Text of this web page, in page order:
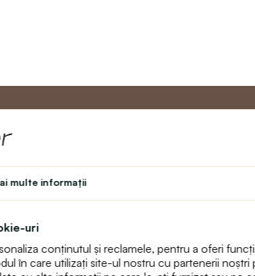
multe informaţii
uri
conținutul și reclamele, pentru a oferi
în care utilizați site-ul nostru cu partenerii
Master
Program de fidelitate
Teatru